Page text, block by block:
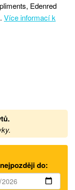
Edenred
Více informací k
.
do: